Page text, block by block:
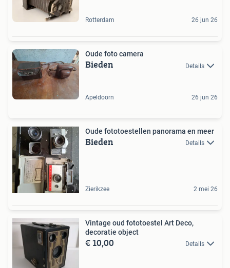
Rotterdam 26 jun 26
Oude foto camera
Bieden Details
Apeldoorn 26 jun 26
Oude fototoestellen panorama en meer
Bieden Details
Zierikzee 2 mei 26
Vintage oud fototoestel Art Deco,
decoratie object
€ 10,00 Details